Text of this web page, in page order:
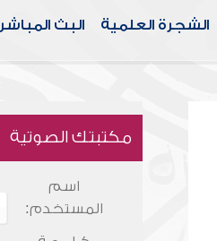
الشجرة العلمية البث المباشر
مكتبتك الصوتية
اسم
المستخدم: